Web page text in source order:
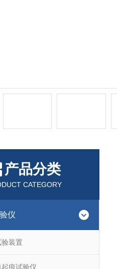
产品分类
CATEGORY
仪
装置
痕试验仪